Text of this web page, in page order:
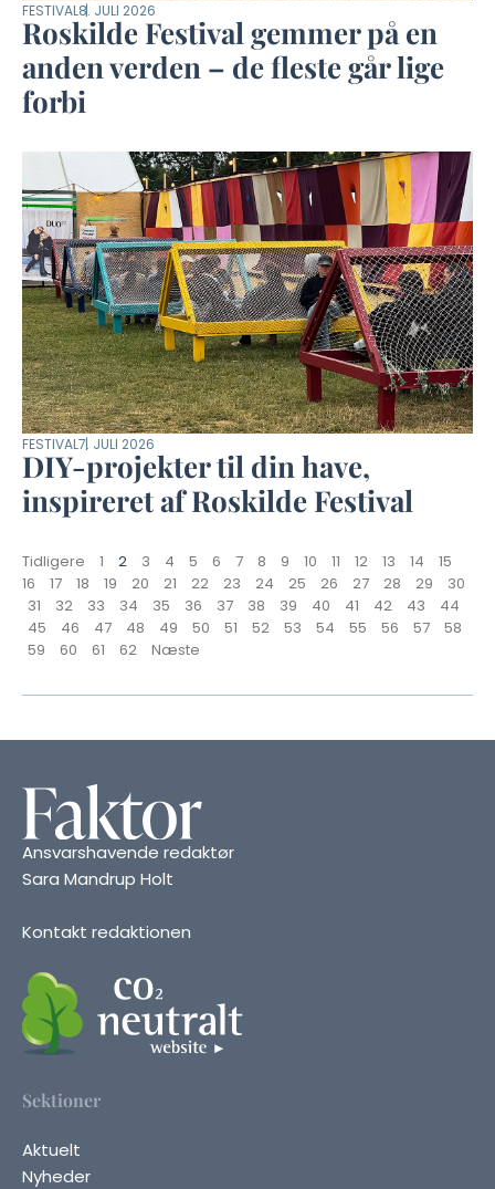
FESTIVAL8. JULI 2026
Roskilde Festival gemmer på en
anden verden – de fleste går lige
forbi
FESTIVAL7. JULI 2026
DIY-projekter til din have,
inspireret af Roskilde Festival
Tidligere 1 2 3 4 5 6 7 8 9 10 11 12 13 14
15
16
17 18 19 20 21 22 23 24 25 26 27 28 29
30
31
32 33 34 35 36 37 38 39 40 41 42 43
44
45
46 47 48 49 50 51 52 53 54 55 56 57
58
59
60 61 62 Næste
Ansvarshavende redaktør
Sara Mandrup Holt
Kontakt redaktionen
Sektioner
Aktuelt
Nyheder